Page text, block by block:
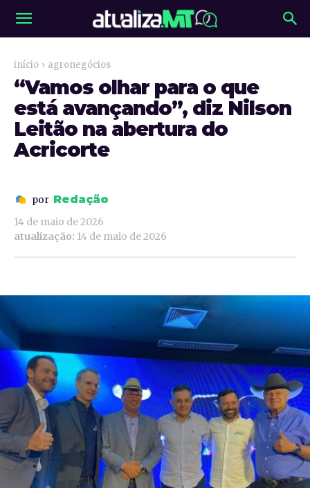
início agronegócios
“Vamos olhar para o que
está avançando”, diz Nilson
Leitão na abertura do
Acricorte
por Redação
14 de maio de 2026
atualização: 14 de maio de 2026